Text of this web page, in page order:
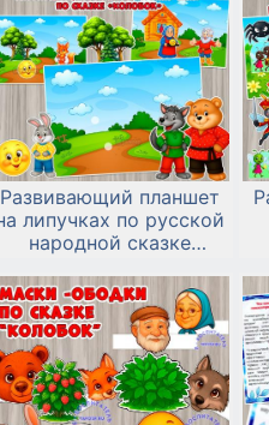
Развивающий планшет
липучках по русской
народной сказке